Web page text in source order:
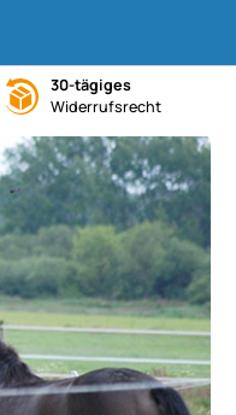
30-tägiges
Widerrufsrecht